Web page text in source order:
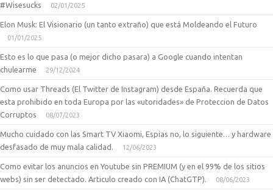
#Wisesucks
02/01/2025
Elon Musk: El Visionario (un tanto extraño) que está Moldeando el Futuro
01/01/2025
Esto es lo que pasa (o mejor dicho pasara) a Google cuando intentan
chulearme
29/12/2024
Como usar Threads (El Twitter de Instagram) desde España. Recuerda que
esta prohibido en toda Europa por las «utoridades» de Proteccion de Datos
Corruptos
08/07/2023
Mucho cuidado con las Smart TV Xiaomi, Espias no, lo siguiente… y hardware
desfasado de muy mala calidad.
12/06/2023
Como evitar los anuncios en Youtube sin PREMIUM (y en el 99% de los sitios
webs) sin ser detectado. Articulo creado con IA (ChatGTP).
08/06/2023